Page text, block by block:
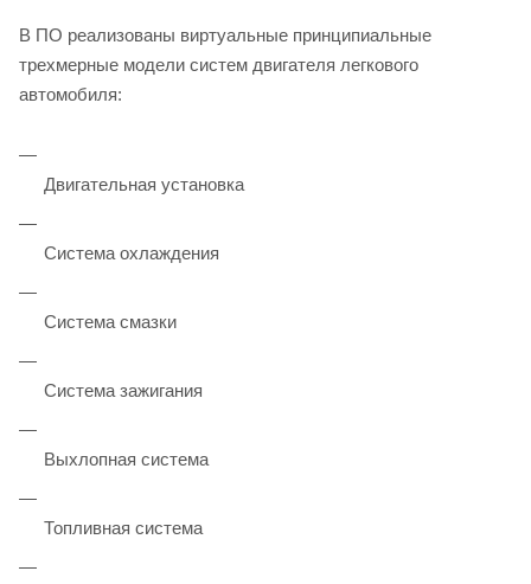
В ПО реализованы виртуальные принципиальные
трехмерные модели систем двигателя легкового
автомобиля:
Двигательная установка
Система охлаждения
Система смазки
Система зажигания
Выхлопная система
Топливная система